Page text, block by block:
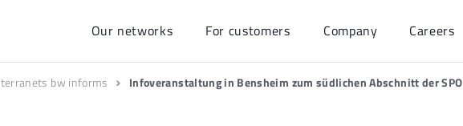
Our networks For customers Company Careers
terranets bw informs Infoveranstaltung in Bensheim zum südlichen Abschnitt der SPO